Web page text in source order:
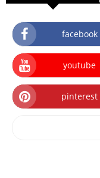
facebook
youtube
pinterest